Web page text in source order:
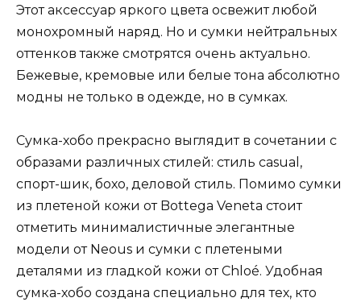
Этот аксессуар яркого цвета освежит любой
монохромный наряд. Но и сумки нейтральных
оттенков также смотрятся очень актуально.
Бежевые, кремовые или белые тона абсолютно
модны не только в одежде, но в сумках.
Сумка-хобо прекрасно выглядит в сочетании с
образами различных стилей: стиль casual,
спорт-шик, бохо, деловой стиль. Помимо сумки
из плетеной кожи от Bottega Veneta стоит
отметить минималистичные элегантные
модели от Neous и сумки с плетеными
деталями из гладкой кожи от Chloé. Удобная
сумка-хобо создана специально для тех, кто